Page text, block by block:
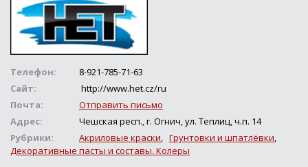
Телефон:
8-921-785-71-63
Сайт:
http://www.het.cz/ru
Почта:
Отправить письмо
Адрес:
Чешская респ., г. Огнич, ул. Теплиц, ч.п. 14
Рубрики:
Акриловые краски, Грунтовки и шпатлёвки,
Декоративные пасты и составы. Колеры